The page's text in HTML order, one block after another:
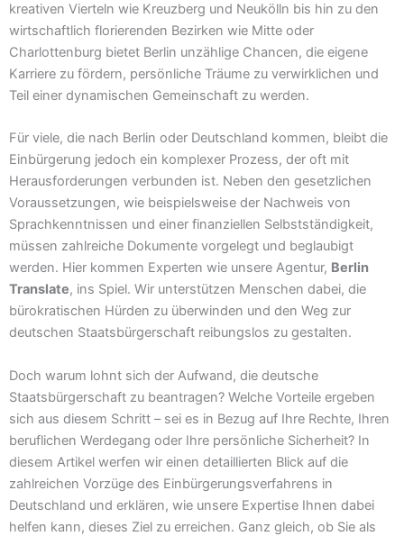
kreativen Vierteln wie Kreuzberg und Neukölln bis hin zu den
wirtschaftlich florierenden Bezirken wie Mitte oder
Charlottenburg bietet Berlin unzählige Chancen, die eigene
Karriere zu fördern, persönliche Träume zu verwirklichen und
Teil einer dynamischen Gemeinschaft zu werden.
Für viele, die nach Berlin oder Deutschland kommen, bleibt die
Einbürgerung jedoch ein komplexer Prozess, der oft mit
Herausforderungen verbunden ist. Neben den gesetzlichen
Voraussetzungen, wie beispielsweise der Nachweis von
Sprachkenntnissen und einer finanziellen Selbstständigkeit,
müssen zahlreiche Dokumente vorgelegt und beglaubigt
werden. Hier kommen Experten wie unsere Agentur, Berlin
Translate, ins Spiel. Wir unterstützen Menschen dabei, die
bürokratischen Hürden zu überwinden und den Weg zur
deutschen Staatsbürgerschaft reibungslos zu gestalten.
Doch warum lohnt sich der Aufwand, die deutsche
Staatsbürgerschaft zu beantragen? Welche Vorteile ergeben
sich aus diesem Schritt – sei es in Bezug auf Ihre Rechte, Ihren
beruflichen Werdegang oder Ihre persönliche Sicherheit? In
diesem Artikel werfen wir einen detaillierten Blick auf die
zahlreichen Vorzüge des Einbürgerungsverfahrens in
Deutschland und erklären, wie unsere Expertise Ihnen dabei
helfen kann, dieses Ziel zu erreichen. Ganz gleich, ob Sie als